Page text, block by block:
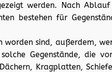
werden. Nach
bestehen für
sind, außerdem,
Gegenstände,
Kragplatten,